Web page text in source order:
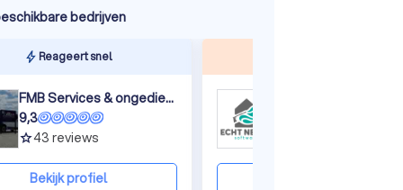
bedrijven
Reageert snel
FMB Services & ongediertebestrijding
9,3
grade43 reviews
Bekijk profiel